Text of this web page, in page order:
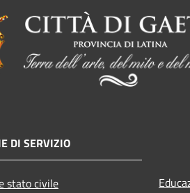
DI SERVIZIO
stato civile